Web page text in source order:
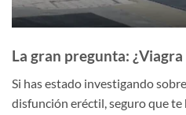
La gran pregunta: ¿Viagra
Si has estado investigando
disfunción eréctil, seguro que